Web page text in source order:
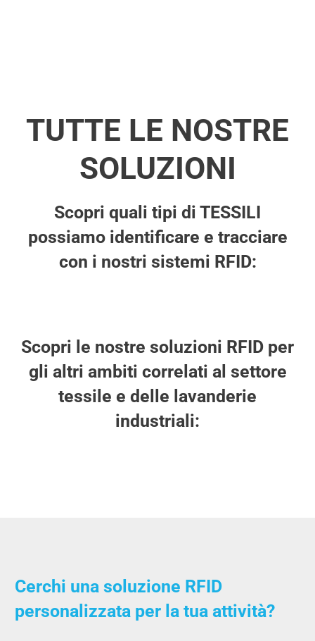
TUTTE LE NOSTRE
SOLUZIONI
Scopri quali tipi di TESSILI
possiamo identificare e tracciare
con i nostri sistemi RFID:
Scopri le nostre soluzioni RFID per
gli altri ambiti correlati al settore
tessile e delle lavanderie
industriali:
Cerchi una soluzione RFID
personalizzata per la tua attività?